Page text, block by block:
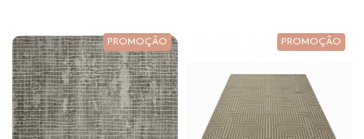
PROMOÇÃO PROMOÇÃO